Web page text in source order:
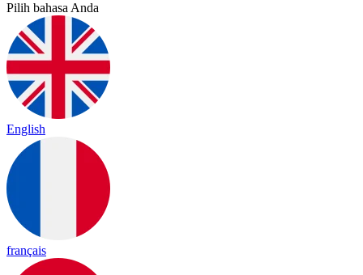
Pilih bahasa Anda
English
français